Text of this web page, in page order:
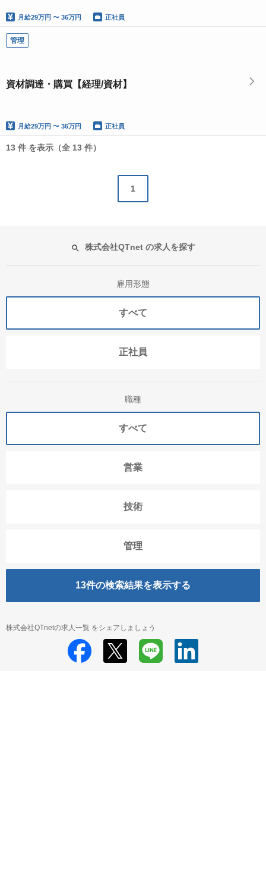
月給29万円 〜 36万円 正社員
管理
資材調達・購買【経理/資材】
月給29万円 〜 36万円 正社員
13 件 を表示（全 13 件）
1
株式会社QTnet の求人を探す
雇用形態
すべて
正社員
職種
すべて
営業
技術
管理
13件の検索結果を表示する
株式会社QTnetの求人一覧 をシェアしましょう